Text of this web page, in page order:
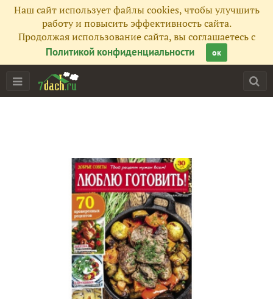
Наш сайт использует файлы cookies, чтобы улучшить
работу и повысить эффективность сайта.
Продолжая использование сайта, вы соглашаетесь с
Политикой конфиденциальности
ок
Все публикации
Сейчас обсуждают
Блинчики с клубникой